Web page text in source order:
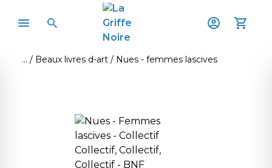
Beaux livres d-art Nues - femmes lascives